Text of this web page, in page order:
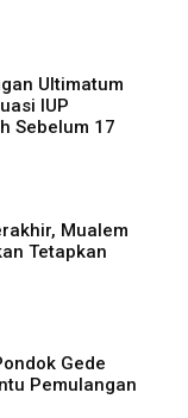
Ultimatum
IUP
Sebelum 17
Mualem
Tetapkan
Gede
Pemulangan